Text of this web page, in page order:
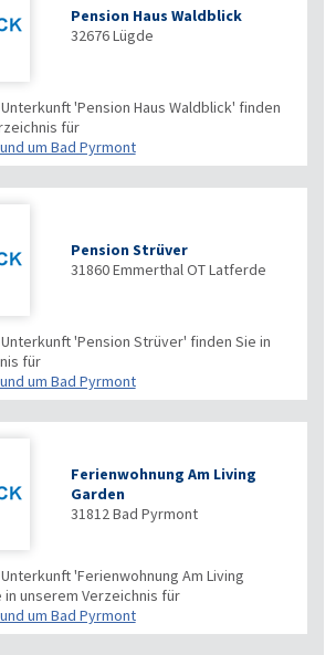
Pension Haus Waldblick
32676Lügde
'Pension Haus Waldblick' finden
für
um Bad Pyrmont
Pension Strüver
31860Emmerthal OT Latferde
'Pension Strüver' finden Sie in
für
um Bad Pyrmont
Ferienwohnung Am Living
Garden
31812Bad Pyrmont
'Ferienwohnung Am Living
in unserem Verzeichnis für
um Bad Pyrmont